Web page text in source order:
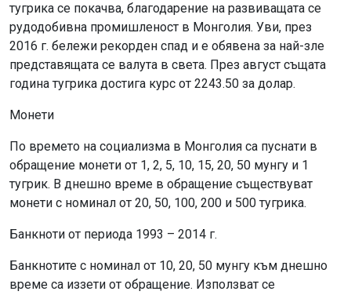
тугрика се покачва, благодарение на развиващата се
рудодобивна промишленост в Монголия. Уви, през
2016 г. бележи рекорден спад и е обявена за най-зле
представящата се валута в света. През август същата
година тугрика достига курс от 2243.50 за долар.
Монети
По времето на социализма в Монголия са пуснати в
обращение монети от 1, 2, 5, 10, 15, 20, 50 мунгу и 1
тугрик. В днешно време в обращение съществуват
монети с номинал от 20, 50, 100, 200 и 500 тугрика.
Банкноти от периода 1993 – 2014 г.
Банкнотите с номинал от 10, 20, 50 мунгу към днешно
време са иззети от обращение. Използват се